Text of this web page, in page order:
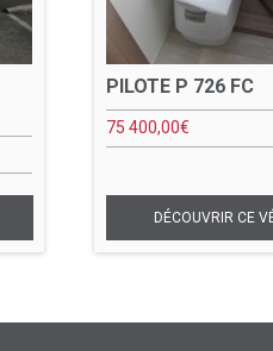
PILOTE P 726 FC
75 400,00€